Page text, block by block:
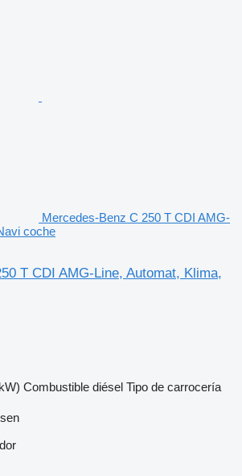
Mercedes-Benz C 250 T CDI AMG-
coche
T CDI AMG-Line, Automat, Klima,
Combustible diésel Tipo de carrocería